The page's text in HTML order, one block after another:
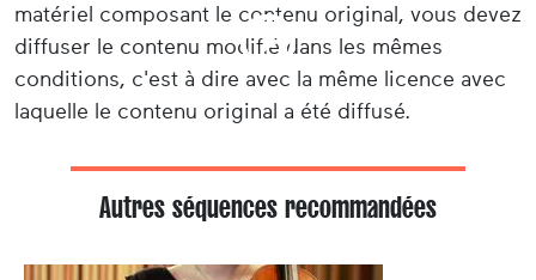
matériel composant le contenu original, vous devez
diffuser le contenu modifié dans les mêmes
conditions, c'est à dire avec la même licence avec
laquelle le contenu original a été diffusé.
Autres séquences recommandées